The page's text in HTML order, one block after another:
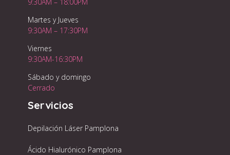
Martes y Jueves
9:30AM – 17:30PM
Viernes
9:30AM-16:30PM
Sábado y domingo
Cerrado
Servicios
Depilación Láser Pamplona
Ácido Hialurónico Pamplona